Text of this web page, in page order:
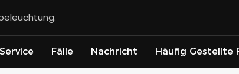
Service Fälle Nachricht Häufig Gestellte